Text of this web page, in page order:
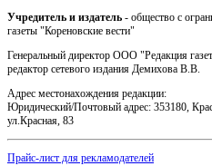
Учредитель и издатель - общество с
газеты "Кореновские вести"
Генеральный директор ООО "Редакция
редактор сетевого издания Демихова В.В.
Адрес местонахождения редакции:
Юридический/Почтовый адрес: 353180,
ул.Красная, 83
Прайс-лист для рекламодателей